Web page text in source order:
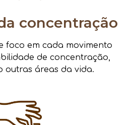
concentração
foco em cada movimento
de concentração,
outras áreas da vida.